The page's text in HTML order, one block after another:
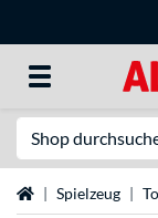
StartseiteSpielzeug